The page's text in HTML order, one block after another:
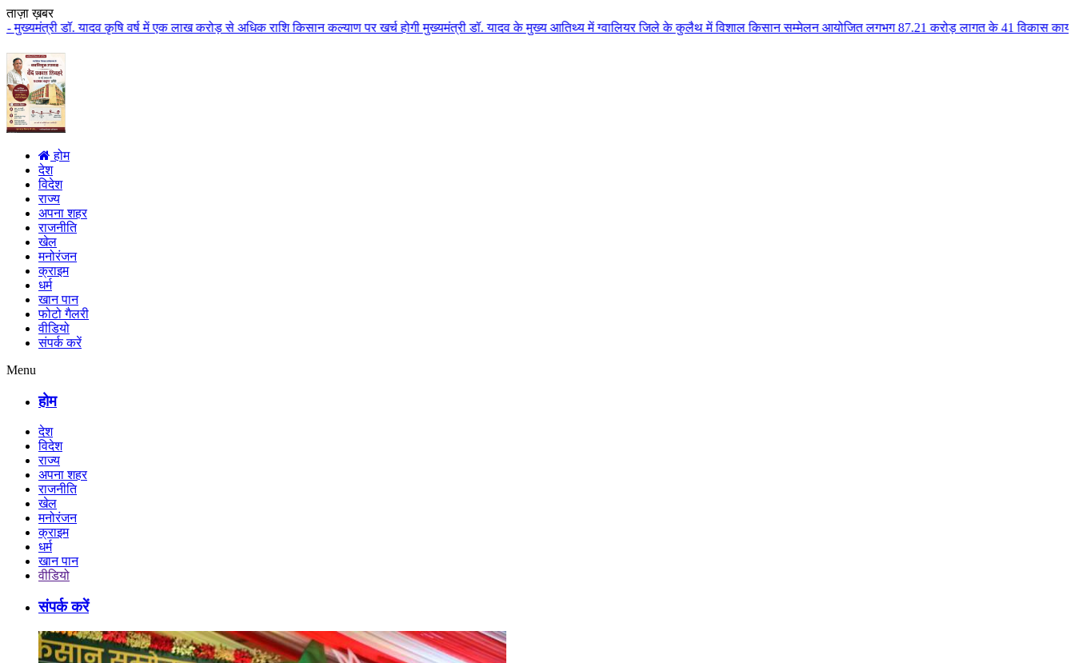
ताज़ा ख़बर
कृषि वर्ष में एक लाख करोड़ से अधिक राशि किसान कल्याण पर खर्च होगी मुख्यमंत्री डॉ. यादव के मुख्य आतिथ्य में ग्वालियर जिले के कुलैथ में विशाल किसान सम्मेलन आयोजित लगभग 87.21 करोड़ लागत के 41 विकास कार्यों का किया
होम
देश
विदेश
राज्य
अपना शहर
राजनीति
खेल
मनोरंजन
क्राइम
धर्म
खान पान
फोटो गैलरी
वीडियो
संपर्क करें
Menu
होम
देश
विदेश
राज्य
अपना शहर
राजनीति
खेल
मनोरंजन
क्राइम
धर्म
खान पान
वीडियो
संपर्क करें